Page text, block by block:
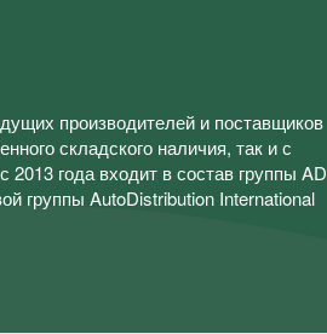
производителей и поставщиков
складского наличия, так и с
года входит в состав группы AD
группы AutoDistribution International